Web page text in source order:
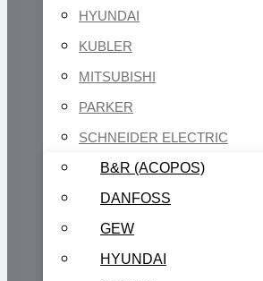
HYUNDAI
KUBLER
MITSUBISHI
PARKER
SCHNEIDER ELECTRIC
B&R (ACOPOS)
DANFOSS
GEW
HYUNDAI